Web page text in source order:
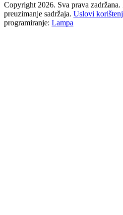
Copyright 2026. Sva prava
preuzimanje sadržaja. Uslovi
programiranje: Lampa